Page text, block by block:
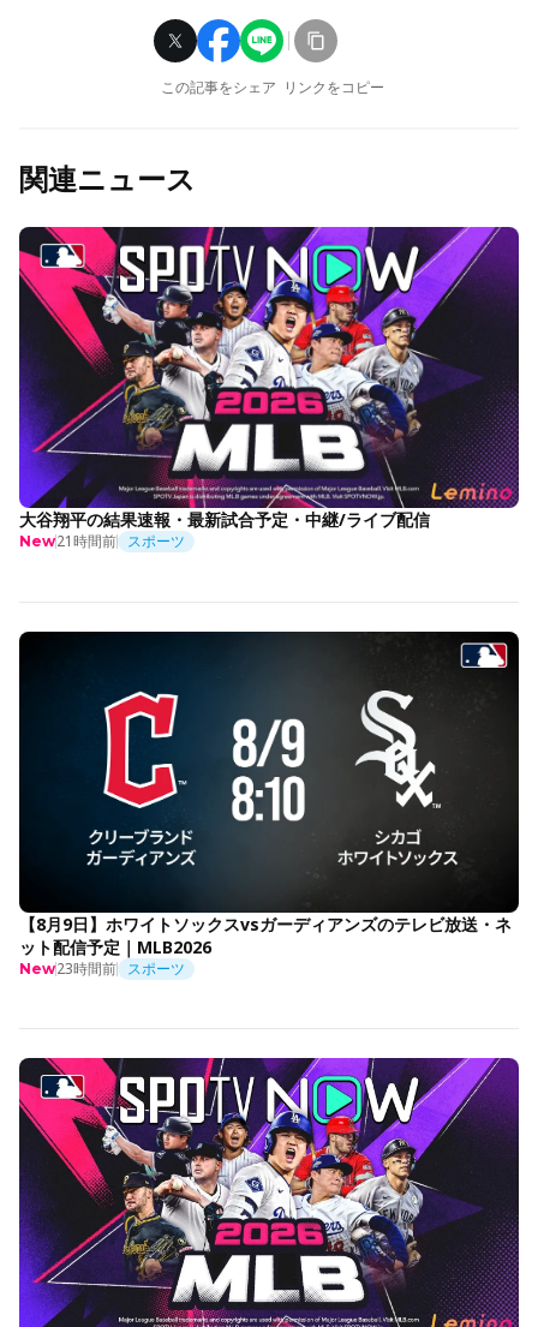
この記事をシェア リンクをコピー
関連ニュース
大谷翔平の結果速報・最新試合予定・中継/ライブ配信
New21時間前 スポーツ
【8月9日】ホワイトソックスvsガーディアンズのテレビ放送・ネ
ット配信予定｜MLB2026
New23時間前 スポーツ